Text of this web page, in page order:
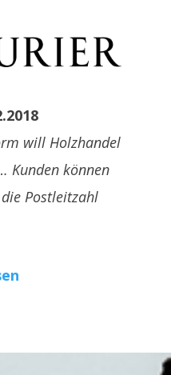
will Holzhandel
Kunden können
Postleitzahl